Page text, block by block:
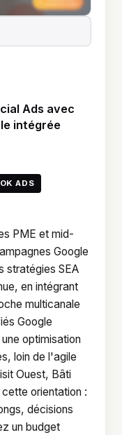
Ads avec
intégrée
ADS
PME et mid-
Google
stratégies SEA
en intégrant
multicanale
Google
optimisation
loin de l'agile
Ouest, Bâti
orientation :
décisions
un budget